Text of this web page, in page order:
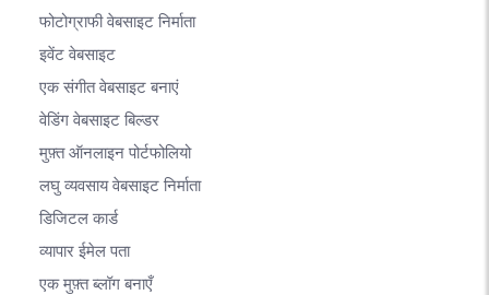
फोटोग्राफी वेबसाइट निर्माता
इवेंट वेबसाइट
एक संगीत वेबसाइट बनाएं
वेडिंग वेबसाइट बिल्डर
मुफ़्त ऑनलाइन पोर्टफोलियो
लघु व्यवसाय वेबसाइट निर्माता
डिजिटल कार्ड
व्यापार ईमेल पता
एक मुफ़्त ब्लॉग बनाएँ